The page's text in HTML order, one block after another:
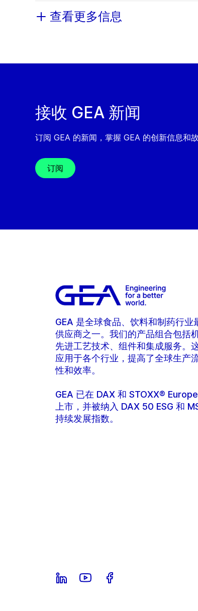
查看更多信息
接收 GEA 新闻
订阅 GEA 的新闻，掌握 GEA 的创新信息和故
订阅
GEA 是全球食品、饮料和制药行业
供应商之一。我们的产品组合包括
先进工艺技术、组件和集成服务。
应用于各个行业，提高了全球生产
性和效率。
GEA 已在 DAX 和 STOXX®
上市，并被纳入 DAX 50 ESG 和
持续发展指数。